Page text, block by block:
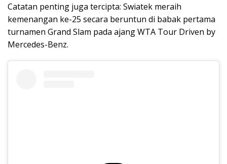
Catatan penting juga tercipta: Swiatek meraih
kemenangan ke-25 secara beruntun di babak pertama
turnamen Grand Slam pada ajang WTA Tour Driven by
Mercedes-Benz.